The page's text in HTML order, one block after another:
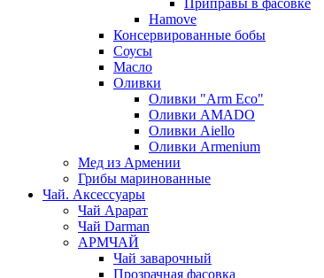
Приправы в фасовке
Hamove
Консервированные бобы
Соусы
Масло
Оливки
Оливки "Arm Eco"
Оливки AMADO
Оливки Aiello
Оливки Armenium
Мед из Армении
Грибы маринованные
Чай. Аксессуары
Чай Арарат
Чай Darman
АРМЧАЙ
Чай заварочный
Прозрачная фасовка